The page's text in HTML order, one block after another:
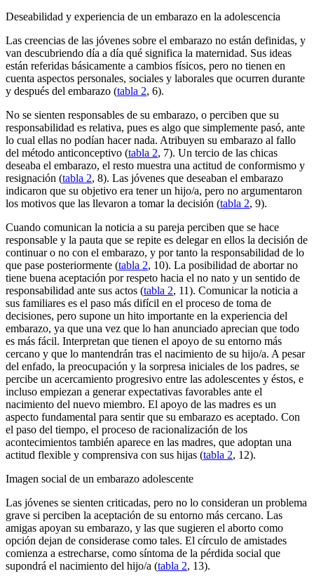
Deseabilidad y experiencia de un embarazo en la adolescencia
Las creencias de las jóvenes sobre el embarazo no están definidas, y
van descubriendo día a día qué significa la maternidad. Sus ideas
están referidas básicamente a cambios físicos, pero no tienen en
cuenta aspectos personales, sociales y laborales que ocurren durante
y después del embarazo (tabla 2, 6).
No se sienten responsables de su embarazo, o perciben que su
responsabilidad es relativa, pues es algo que simplemente pasó, ante
lo cual ellas no podían hacer nada. Atribuyen su embarazo al fallo
del método anticonceptivo (tabla 2, 7). Un tercio de las chicas
deseaba el embarazo, el resto muestra una actitud de conformismo y
resignación (tabla 2, 8). Las jóvenes que deseaban el embarazo
indicaron que su objetivo era tener un hijo/a, pero no argumentaron
los motivos que las llevaron a tomar la decisión (tabla 2, 9).
Cuando comunican la noticia a su pareja perciben que se hace
responsable y la pauta que se repite es delegar en ellos la decisión de
continuar o no con el embarazo, y por tanto la responsabilidad de lo
que pase posteriormente (tabla 2, 10). La posibilidad de abortar no
tiene buena aceptación por respeto hacia el no nato y un sentido de
responsabilidad ante sus actos (tabla 2, 11). Comunicar la noticia a
sus familiares es el paso más difícil en el proceso de toma de
decisiones, pero supone un hito importante en la experiencia del
embarazo, ya que una vez que lo han anunciado aprecian que todo
es más fácil. Interpretan que tienen el apoyo de su entorno más
cercano y que lo mantendrán tras el nacimiento de su hijo/a. A pesar
del enfado, la preocupación y la sorpresa iniciales de los padres, se
percibe un acercamiento progresivo entre las adolescentes y éstos, e
incluso empiezan a generar expectativas favorables ante el
nacimiento del nuevo miembro. El apoyo de las madres es un
aspecto fundamental para sentir que su embarazo es aceptado. Con
el paso del tiempo, el proceso de racionalización de los
acontecimientos también aparece en las madres, que adoptan una
actitud flexible y comprensiva con sus hijas (tabla 2, 12).
Imagen social de un embarazo adolescente
Las jóvenes se sienten criticadas, pero no lo consideran un problema
grave si perciben la aceptación de su entorno más cercano. Las
amigas apoyan su embarazo, y las que sugieren el aborto como
opción dejan de considerase como tales. El círculo de amistades
comienza a estrecharse, como síntoma de la pérdida social que
supondrá el nacimiento del hijo/a (tabla 2, 13).